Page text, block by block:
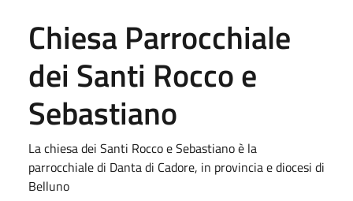
Chiesa Parrocchiale
dei Santi Rocco e
Sebastiano
La chiesa dei Santi Rocco e Sebastiano è la
parrocchiale di Danta di Cadore, in provincia e diocesi di
Belluno